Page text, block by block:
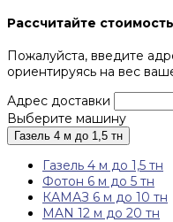
Рассчитайте
Пожалуйста, введите
ориентируясь на вес
Адрес доставки
Выберите машину
Газель 4 м до 1,5 тн
Газель 4 м до 1,5 тн
Фотон 6 м до 5 тн
КАМАЗ 6 м до 10 тн
MAN 12 м до 20 тн